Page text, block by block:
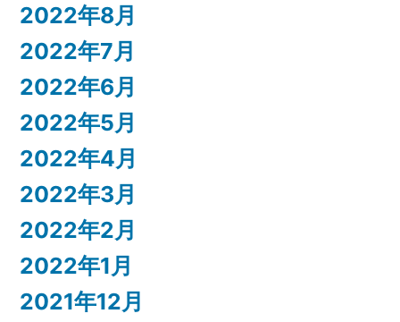
2022年8月
2022年7月
2022年6月
2022年5月
2022年4月
2022年3月
2022年2月
2022年1月
2021年12月